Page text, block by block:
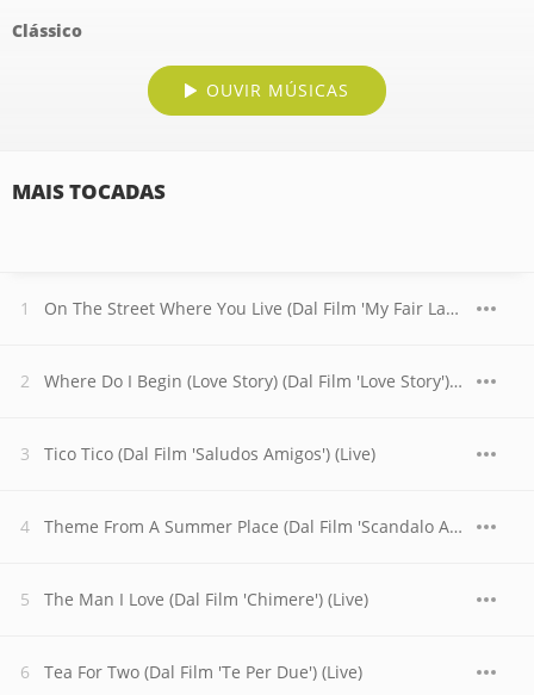
Clássico
OUVIR MÚSICAS
MAIS TOCADAS
On The Street Where You Live (Dal Film 'My Fair Lady') (Live)
Where Do I Begin (Love Story) (Dal Film 'Love Story') (Live)
Tico Tico (Dal Film 'Saludos Amigos') (Live)
Theme From A Summer Place (Dal Film 'Scandalo Al Sole') (Live)
The Man I Love (Dal Film 'Chimere') (Live)
Tea For Two (Dal Film 'Te Per Due') (Live)